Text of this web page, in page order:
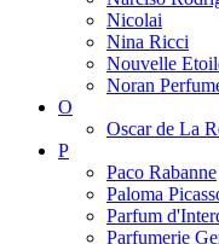
Nicolai
Nina Ricci
Nouvelle
Noran
O
Oscar de La
P
Paco Rabanne
Paloma
Parfum
Parfumerie